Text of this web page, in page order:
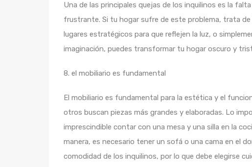
Una de las principales quejas de los inquilinos es la
frustrante. Si tu hogar sufre de este problema, trata
lugares estratégicos para que reflejen la luz, o
imaginación, puedes transformar tu hogar oscuro y
8. el mobiliario es fundamental
El mobiliario es fundamental para la estética y el
otros buscan piezas más grandes y elaboradas. Lo
imprescindible contar con una mesa y una silla en la
manera, es necesario tener un sofá o una cama en el
comodidad de los inquilinos, por lo que debe elegirse